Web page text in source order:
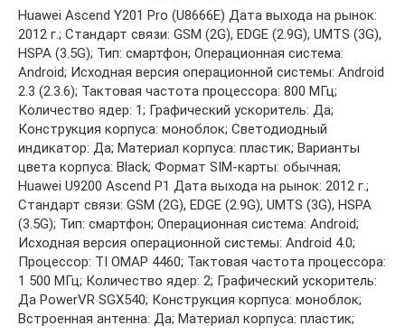
Huawei Ascend Y201 Pro (U8666E) Дата выхода на рынок:
2012 г.; Стандарт связи: GSM (2G), EDGE (2.9G), UMTS (3G),
HSPA (3.5G); Тип: смартфон; Операционная система:
Android; Исходная версия операционной системы: Android
2.3 (2.3.6); Тактовая частота процессора: 800 МГц;
Количество ядер: 1; Графический ускоритель: Да;
Конструкция корпуса: моноблок; Светодиодный
индикатор: Да; Материал корпуса: пластик; Варианты
цвета корпуса: Black; Формат SIM-карты: обычная;
Huawei U9200 Ascend P1 Дата выхода на рынок: 2012 г.;
Стандарт связи: GSM (2G), EDGE (2.9G), UMTS (3G), HSPA
(3.5G); Тип: смартфон; Операционная система: Android;
Исходная версия операционной системы: Android 4.0;
Процессор: TI OMAP 4460; Тактовая частота процессора:
1 500 МГц; Количество ядер: 2; Графический ускоритель:
Да PowerVR SGX540; Конструкция корпуса: моноблок;
Встроенная антенна: Да; Материал корпуса: пластик;